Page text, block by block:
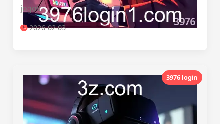
jogos.
2026-02-03
3976 login